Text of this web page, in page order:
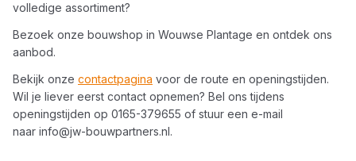
volledige assortiment?
Bezoek onze bouwshop in Wouwse Plantage en ontdek ons
aanbod.
Bekijk onze contactpagina voor de route en openingstijden.
Wil je liever eerst contact opnemen? Bel ons tijdens
openingstijden op 0165-379655 of stuur een e-mail
naar info@jw-bouwpartners.nl.